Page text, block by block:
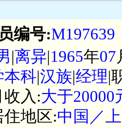
编号:M197639
|离异|1965年07
本科|汉族|经理|
收入:大于20000
住地区:中国／